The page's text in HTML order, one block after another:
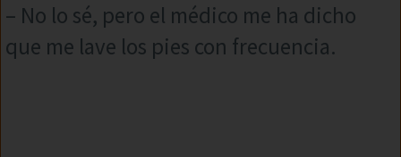
– No lo sé, pero el médico me ha dicho
que me lave los pies con frecuencia.